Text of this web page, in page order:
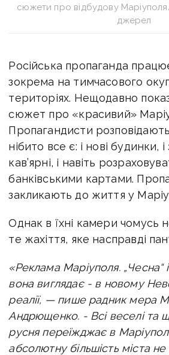
сюжети про відбудову
джерел
Російська пропаганда
зокрема на тимчасового
територіях. Нещодавно
сюжет про «красивий»
Пропагандисти
нібито все є: і нові будинки, і
кав’ярні, і навіть
банківськими картами.
закликають до життя у
Однак в їхні камери чомусь
те жахіття, яке насправді
«Реклама Маріуполя. „Чесна“
вона виглядає - в новому
реалії, — пише радник мера
Андрющенко. -Всі веселі та
русня переїжджає в
абсолютну більшість міста